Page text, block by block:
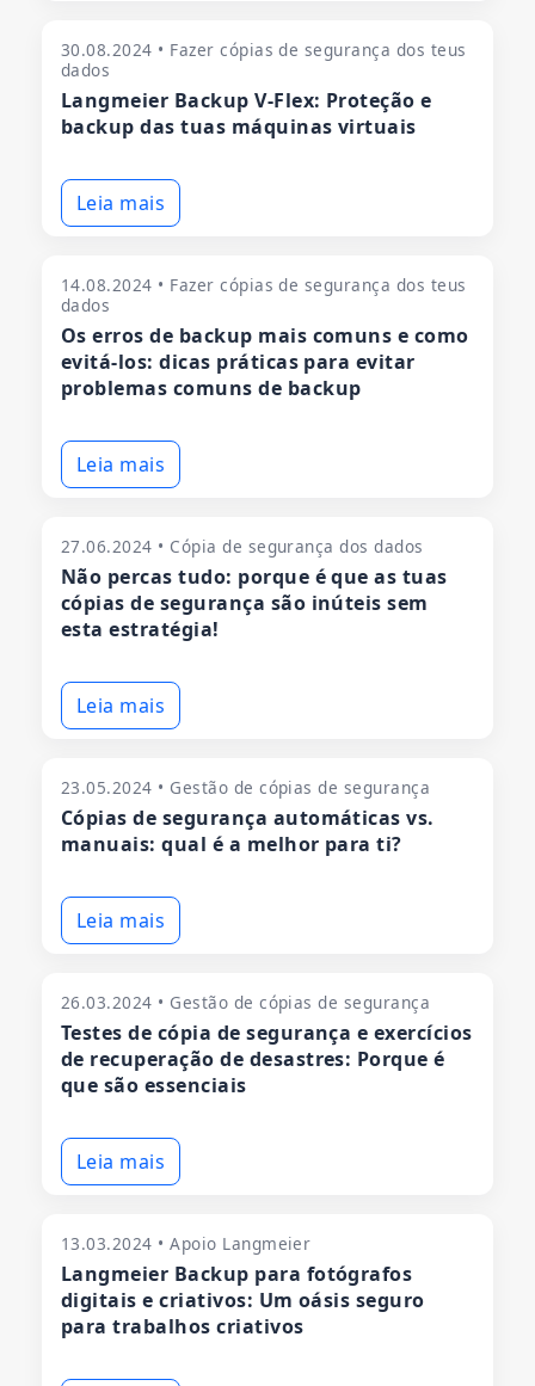
30.08.2024 • Fazer cópias de segurança dos teus
dados
Langmeier Backup V-Flex: Proteção e
backup das tuas máquinas virtuais
Leia mais
14.08.2024 • Fazer cópias de segurança dos teus
dados
Os erros de backup mais comuns e como
evitá-los: dicas práticas para evitar
problemas comuns de backup
Leia mais
27.06.2024 • Cópia de segurança dos dados
Não percas tudo: porque é que as tuas
cópias de segurança são inúteis sem
esta estratégia!
Leia mais
23.05.2024 • Gestão de cópias de segurança
Cópias de segurança automáticas vs.
manuais: qual é a melhor para ti?
Leia mais
26.03.2024 • Gestão de cópias de segurança
Testes de cópia de segurança e exercícios
de recuperação de desastres: Porque é
que são essenciais
Leia mais
13.03.2024 • Apoio Langmeier
Langmeier Backup para fotógrafos
digitais e criativos: Um oásis seguro
para trabalhos criativos